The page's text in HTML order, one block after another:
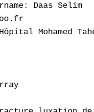
Daas Selim
Mohamed